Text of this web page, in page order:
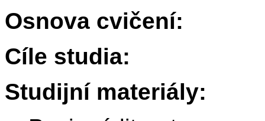
Osnova cvičení:
Cíle studia:
Studijní materiály: